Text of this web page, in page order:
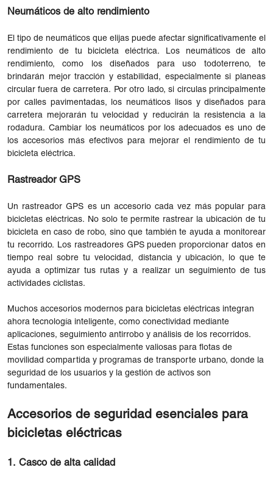
Neumáticos de alto rendimiento
El tipo de neumáticos que elijas puede afectar significativamente el
rendimiento de tu bicicleta eléctrica. Los neumáticos de alto
rendimiento, como los diseñados para uso todoterreno, te
brindarán mejor tracción y estabilidad, especialmente si planeas
circular fuera de carretera. Por otro lado, si circulas principalmente
por calles pavimentadas, los neumáticos lisos y diseñados para
carretera mejorarán tu velocidad y reducirán la resistencia a la
rodadura. Cambiar los neumáticos por los adecuados es uno de
los accesorios más efectivos para mejorar el rendimiento de tu
bicicleta eléctrica.
Rastreador GPS
Un rastreador GPS es un accesorio cada vez más popular para
bicicletas eléctricas. No solo te permite rastrear la ubicación de tu
bicicleta en caso de robo, sino que también te ayuda a monitorear
tu recorrido. Los rastreadores GPS pueden proporcionar datos en
tiempo real sobre tu velocidad, distancia y ubicación, lo que te
ayuda a optimizar tus rutas y a realizar un seguimiento de tus
actividades ciclistas.
Muchos accesorios modernos para bicicletas eléctricas integran
ahora tecnología inteligente, como conectividad mediante
aplicaciones, seguimiento antirrobo y análisis de los recorridos.
Estas funciones son especialmente valiosas para flotas de
movilidad compartida y programas de transporte urbano, donde la
seguridad de los usuarios y la gestión de activos son
fundamentales.
Accesorios de seguridad esenciales para
bicicletas eléctricas
1. Casco de alta calidad